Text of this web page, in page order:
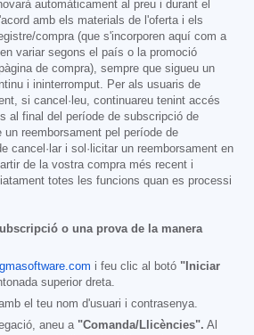
automàticament al preu i durant el
amb els materials de l'oferta i els
compra (que s'incorporen aquí com a
variar segons el país o la promoció
de compra), sempre que sigueu un
i ininterromput. Per als usuaris de
si cancel·leu, continuareu tenint accés
al final del període de subscripció de
un reemborsament pel període de
cancel·lar i sol·licitar un reemborsament en
de la vostra compra més recent i
totes les funcions quan es processi
o una prova de la manera
i feu clic al botó "Iniciar
superior dreta.
el teu nom d'usuari i contrasenya.
aneu a "Comanda/Llicències". Al